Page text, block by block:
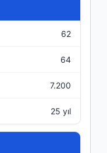
62
64
7.200
25 yıl